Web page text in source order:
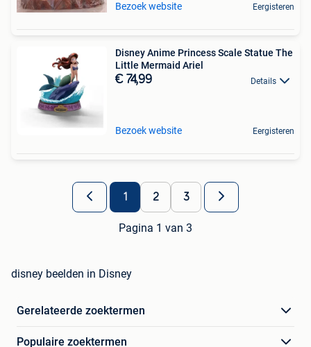
Bezoek website Eergisteren
Disney Anime Princess Scale Statue The
Little Mermaid Ariel
€ 74,99 Details
Bezoek website Eergisteren
1 2 3
Pagina 1 van 3
disney beelden in Disney
Gerelateerde zoektermen
Populaire zoektermen